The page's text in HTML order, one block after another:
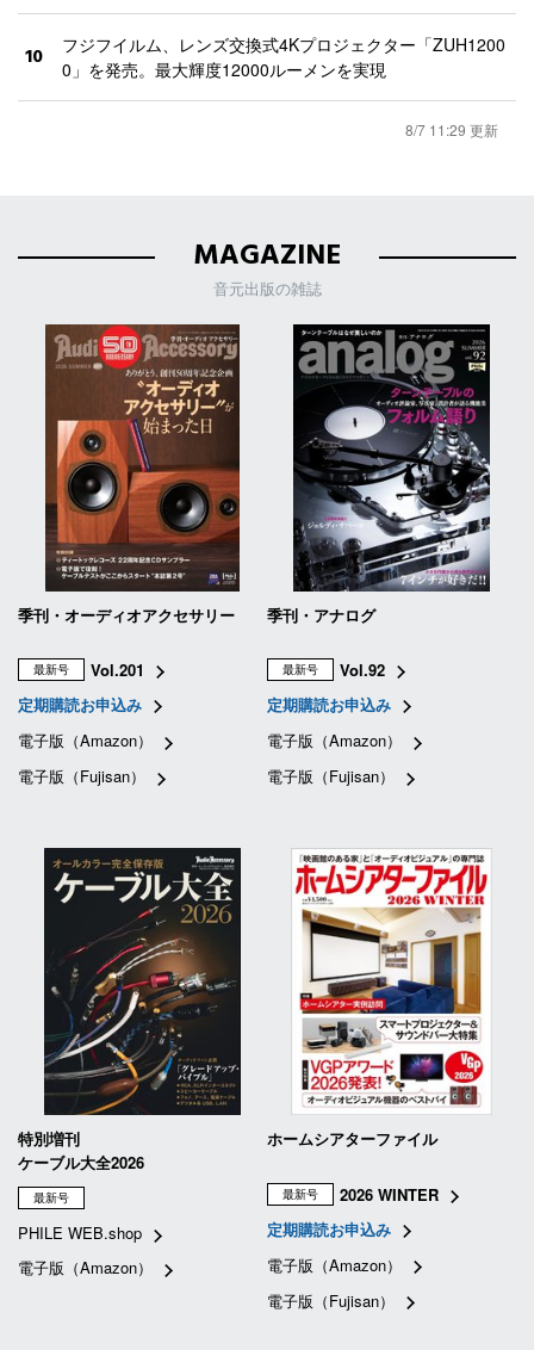
10
フジフイルム、レンズ交換式4Kプロジェクター「ZUH1200
0」を発売。最大輝度12000ルーメンを実現
8/7 11:29 更新
MAGAZINE
音元出版の雑誌
季刊・オーディオアクセサリー
最新号
Vol.201
定期購読お申込み
電子版（Amazon）
電子版（Fujisan）
季刊・アナログ
最新号
Vol.92
定期購読お申込み
電子版（Amazon）
電子版（Fujisan）
特別増刊
ケーブル大全2026
最新号
PHILE WEB.shop
電子版（Amazon）
ホームシアターファイル
最新号
2026 WINTER
定期購読お申込み
電子版（Amazon）
電子版（Fujisan）